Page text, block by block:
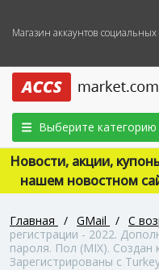
Магазин аккаунтов социальных
Выберите категорию
Новости, акции,
нашем новостном
Главная / GMail / С
регистрации - 2022.
пароля. Пол (MIX). Создан
Зарегистрированы с